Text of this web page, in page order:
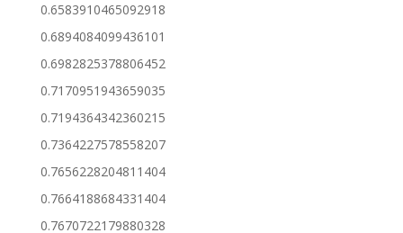
0.6583910465092918
0.6894084099436101
0.6982825378806452
0.7170951943659035
0.7194364342360215
0.7364227578558207
0.7656228204811404
0.7664188684331404
0.7670722179880328